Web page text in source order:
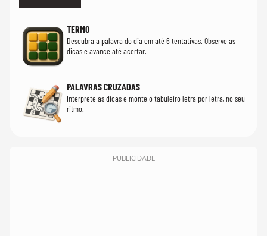
TERMO
Descubra a palavra do dia em até 6 tentativas. Observe as
dicas e avance até acertar.
PALAVRAS CRUZADAS
Interprete as dicas e monte o tabuleiro letra por letra, no seu
ritmo.
PUBLICIDADE